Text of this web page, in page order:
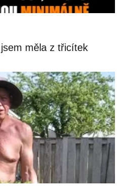
měla z třicítek